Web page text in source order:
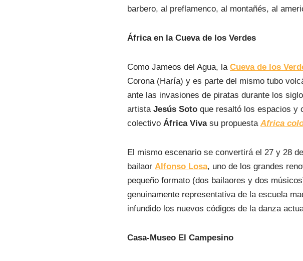
barbero, al preflamenco, al montañés, al
África en la Cueva de los Verdes
Como Jameos del Agua, laCueva de los
Corona (Haría) y es parte del mismo tubo
ante las invasiones de piratas durante los
artistaJesús Sotoque resaltó los espacios y
colectivo África Vivasu propuesta Africa
El mismo escenario se convertirá el 27 y 28
bailaorAlfonso Losa, uno de los grandes
pequeño formato (dos bailaores y dos
genuinamente representativa de la escuela
infundido los nuevos códigos de la danza
Casa-Museo El Campesino